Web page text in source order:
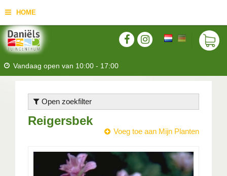
HOME
Vandaag open van 10:00 - 17:00
Open zoekfilter
Reigersbek
Voeg toe aan Mijn Planten